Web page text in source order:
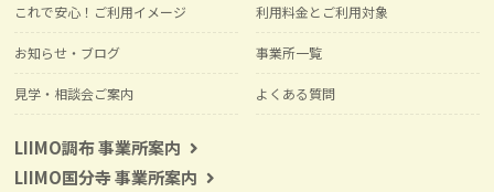
これで安心！ご利用イメージ 利用料金とご利用対象
お知らせ・ブログ 事業所一覧
見学・相談会ご案内 よくある質問
LIIMO調布 事業所案内
LIIMO国分寺 事業所案内